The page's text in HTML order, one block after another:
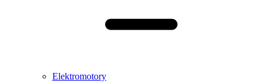
Elektromotory